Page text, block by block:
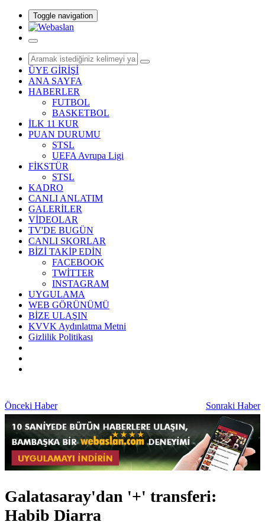
Toggle navigation
ÜYE GİRİŞİ
ANA SAYFA
HABERLER
FUTBOL
BASKETBOL
İLK 11 KUR
PUAN DURUMU
STSL
UEFA Avrupa Ligi
FİKSTÜR
STSL
KADRO
CANLI ANLATIM
GALERİLER
VİDEOLAR
TV'DE BUGÜN
CANLI SKORLAR
BİZİ TAKİP EDİN
FACEBOOK
TWİTTER
INSTAGRAM
UYGULAMA
WEB GÖRÜNÜMÜ
BİZE ULAŞIN
KVVK Aydınlatma Metni
Gizlilik Politikası
Önceki Haber Sonraki Haber
Galatasaray'dan '+' transferi:
Habib Diarra